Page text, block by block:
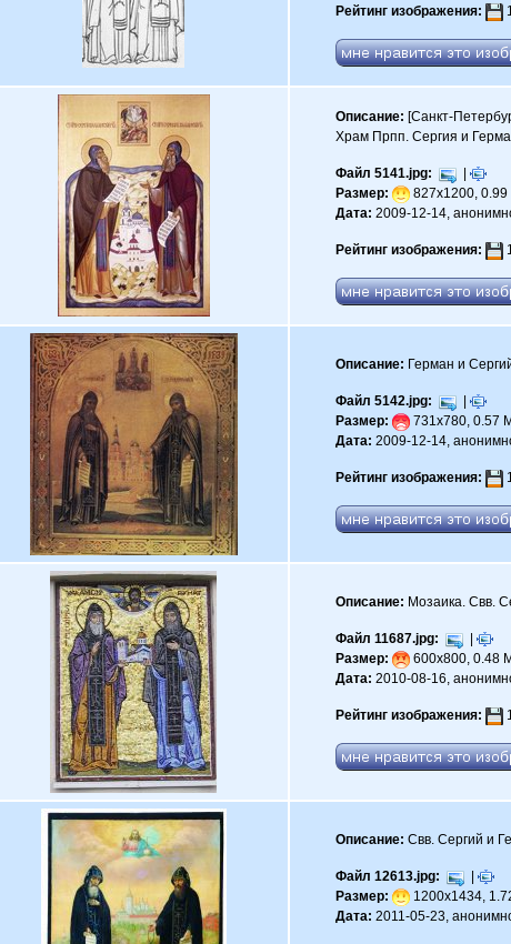
Рейтинг изображения:
Описание: [Санкт-
Храм Прпп. Сергия и
Файл 5141.jpg:
|
Размер:
827x1200, 0.99
Дата: 2009-12-14,
Рейтинг изображения:
Описание: Герман и
Файл 5142.jpg:
|
Размер:
731x780, 0.57
Дата: 2009-12-14,
Рейтинг изображения:
Описание: Мозаика. Свв.
Файл 11687.jpg:
|
Размер:
600x800, 0.48
Дата: 2010-08-16,
Рейтинг изображения:
Описание: Свв. Сергий и
Файл 12613.jpg:
|
Размер:
1200x1434,
Дата: 2011-05-23,